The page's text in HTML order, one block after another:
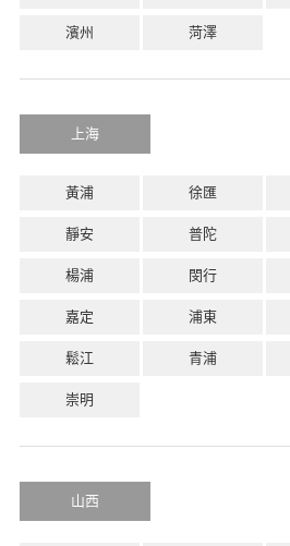
濱州 菏澤
上海
黃浦 徐匯
靜安 普陀
楊浦 閔行
嘉定 浦東
鬆江 青浦
崇明
山西